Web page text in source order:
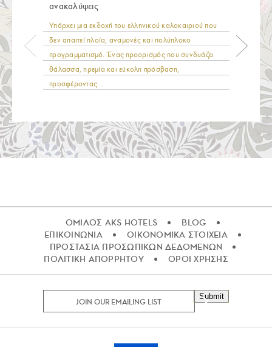
ανακαλύψεις
Υπάρχει μια εκδοχή του ελληνικού καλοκαιριού που
δεν απαιτεί πλοία, αναμονές και πολύπλοκο
προγραμματισμό. Ένας προορισμός που συνδυάζει
θάλασσα, ηρεμία και εύκολη πρόσβαση,
προσφέροντας...
ΟΜΙΛΟΣ AKS HOTELS
BLOG
ΕΠΙΚΟΙΝΩΝΙΑ
ΟΙΚΟΝΟΜΙΚΑ ΣΤΟΙΧΕΙΑ
ΠΡΟΣΤΑΣΙΑ ΠΡΟΣΩΠΙΚΩΝ ΔΕΔΟΜΕΝΩΝ
ΠΟΛΙΤΙΚΗ ΑΠΟΡΡΗΤΟΥ
ΟΡΟΙ ΧΡΗΣΗΣ
Submit